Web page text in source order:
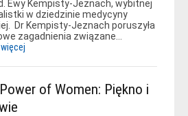
Ewy Kempisty-Jeznach, wybitnej
w dziedzinie medycyny
Dr Kempisty-Jeznach poruszyła
zagadnienia związane…
of Women: Piękno i